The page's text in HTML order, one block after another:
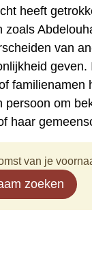
heeft
zoals
van
familienamen
persoon om
haar
van je
zoeken